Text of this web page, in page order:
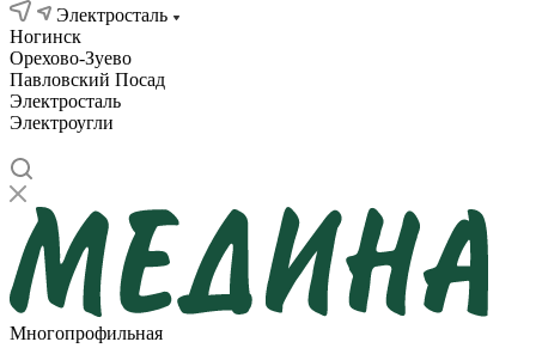
Электросталь
Ногинск
Орехово-Зуево
Павловский Посад
Электросталь
Электроугли
Многопрофильная